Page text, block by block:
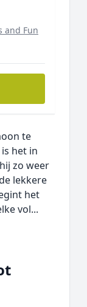
and Fun
te
het in
zo weer
lekkere
het
vol...